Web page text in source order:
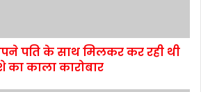
पति के साथ मिलकर कर रही थी
का काला कारोबार